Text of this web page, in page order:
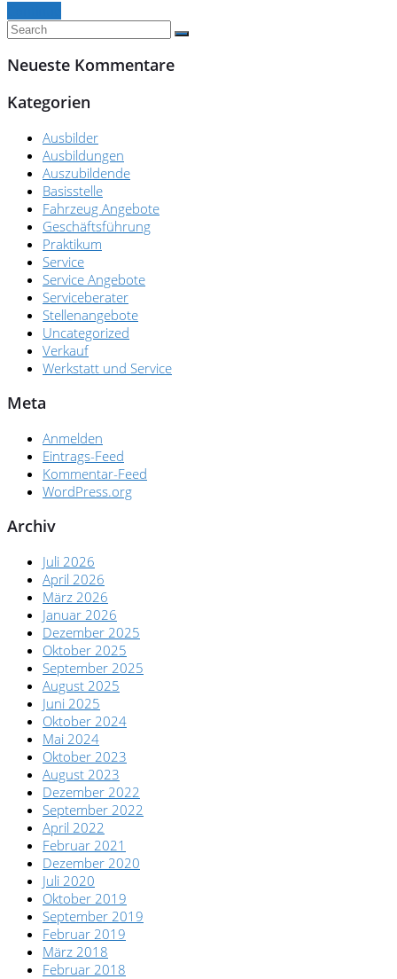
Neueste Kommentare
Kategorien
Ausbilder
Ausbildungen
Auszubildende
Basisstelle
Fahrzeug Angebote
Geschäftsführung
Praktikum
Service
Service Angebote
Serviceberater
Stellenangebote
Uncategorized
Verkauf
Werkstatt und Service
Meta
Anmelden
Eintrags-Feed
Kommentar-Feed
WordPress.org
Archiv
Juli 2026
April 2026
März 2026
Januar 2026
Dezember 2025
Oktober 2025
September 2025
August 2025
Juni 2025
Oktober 2024
Mai 2024
Oktober 2023
August 2023
Dezember 2022
September 2022
April 2022
Februar 2021
Dezember 2020
Juli 2020
Oktober 2019
September 2019
Februar 2019
März 2018
Februar 2018